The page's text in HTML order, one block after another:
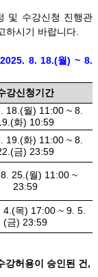
및 수강신청 진행관
하시기 바랍니다.
2025. 8. 18.(월) ~ 8.
강신청기간
18.(월) 11:00 ~ 8.
화) 10:59
19.(화) 11:00 ~ 8.
금) 23:59
25.(월) 11:00 ~
23:59
4.(목) 17:00 ~ 9. 5.
(금) 23:59
강허용이 승인된 건,